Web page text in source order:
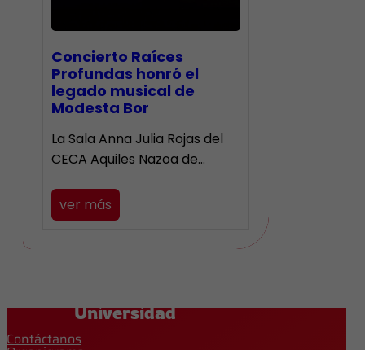
​Concierto Raíces
Profundas honró el
legado musical de
Modesta Bor
La Sala Anna Julia Rojas del
CECA Aquiles Nazoa de…
ver más
Universidad
Contáctanos